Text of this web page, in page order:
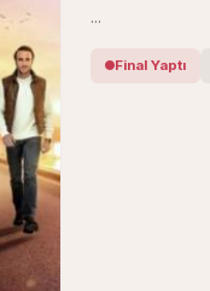
...
Final Yaptı